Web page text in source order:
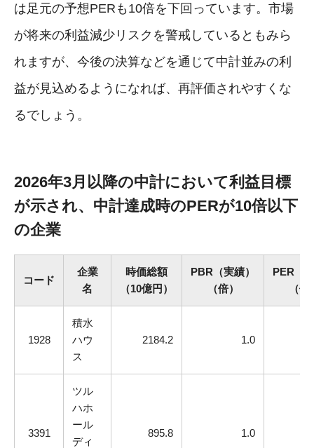
は足元の予想PERも10倍を下回っています。市場
が将来の利益減少リスクを警戒しているともみら
れますが、今後の決算などを通じて中計並みの利
益が見込めるようになれば、再評価されやすくな
るでしょう。
2026年3月以降の中計において利益目標
が示され、中計達成時のPERが10倍以下
の企業
コード
企業
名
時価総額
（10億円）
PBR（実績）
（倍）
PER（
（倍
1928
積水
ハウ
ス
2184.2 1.0
3391
ツル
ハホ
ール
ディ
895.8 1.0